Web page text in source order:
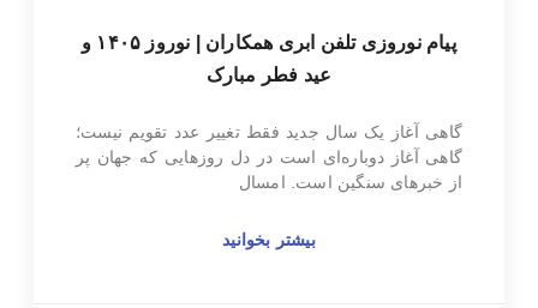
پیام نوروزی تلفن ابری همکاران | نوروز ۱۴۰۵ و
عید فطر مبارک
گاهی آغاز یک سال جدید فقط تغییر عدد تقویم نیست؛
گاهی آغاز دوباره‌ای است در دل روزهایی که جهان پر
از خبرهای سنگین است. امسال
بیشتر بخوانید